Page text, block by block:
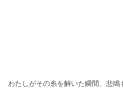
わたしがその糸を解いた瞬間、悲